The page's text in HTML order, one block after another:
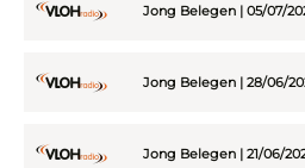
Jong Belegen | 05/07/
Jong Belegen | 28/06/
Jong Belegen | 21/06/